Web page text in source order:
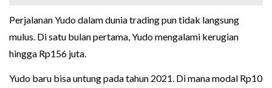
Perjalanan Yudo dalam dunia trading pun tidak langsung
mulus. Di satu bulan pertama, Yudo mengalami kerugian
hingga Rp156 juta.
Yudo baru bisa untung pada tahun 2021. Di mana modal Rp10